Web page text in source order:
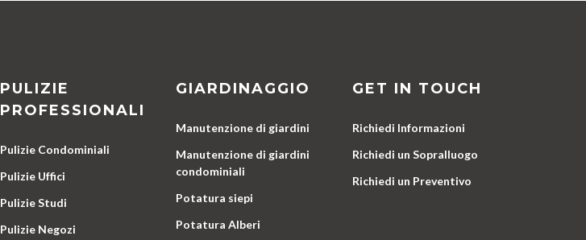
PULIZIE
PROFESSIONALI
Pulizie Condominiali
Pulizie Uffici
Pulizie Studi
Pulizie Negozi
GIARDINAGGIO
Manutenzione di giardini
Manutenzione di giardini
condominiali
Potatura siepi
Potatura Alberi
GET IN TOUCH
Richiedi Informazioni
Richiedi un Sopralluogo
Richiedi un Preventivo